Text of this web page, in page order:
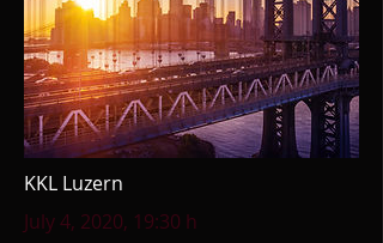
KKL Luzern
July 4, 2020, 19:30 h